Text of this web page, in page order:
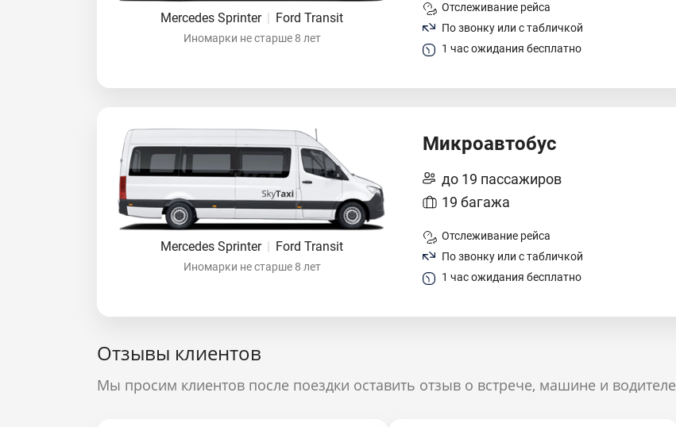
Mercedes Sprinter | Ford Transit
Иномарки не старше 8 лет
Отслеживание рейса
По звонку или с табличкой
1 час ожидания бесплатно
Mercedes Sprinter | Ford Transit
Иномарки не старше 8 лет
Микроавтобус
до 19 пассажиров
19 багажа
Отслеживание рейса
По звонку или с табличкой
1 час ожидания бесплатно
Отзывы клиентов
Мы просим клиентов после поездки оставить отзыв о встрече, машине и водителе